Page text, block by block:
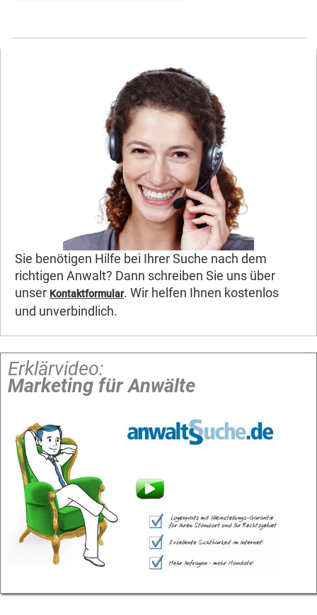
Sie benötigen Hilfe bei Ihrer Suche nach dem
richtigen Anwalt? Dann schreiben Sie uns über
unser Kontaktformular. Wir helfen Ihnen kostenlos
und unverbindlich.
Erklärvideo:
Marketing für Anwälte